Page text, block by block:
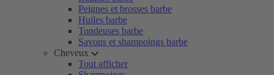
Peignes et brosses barbe
Huiles barbe
Tondeuses barbe
Savons et shampoings barbe
Cheveux
Tout afficher